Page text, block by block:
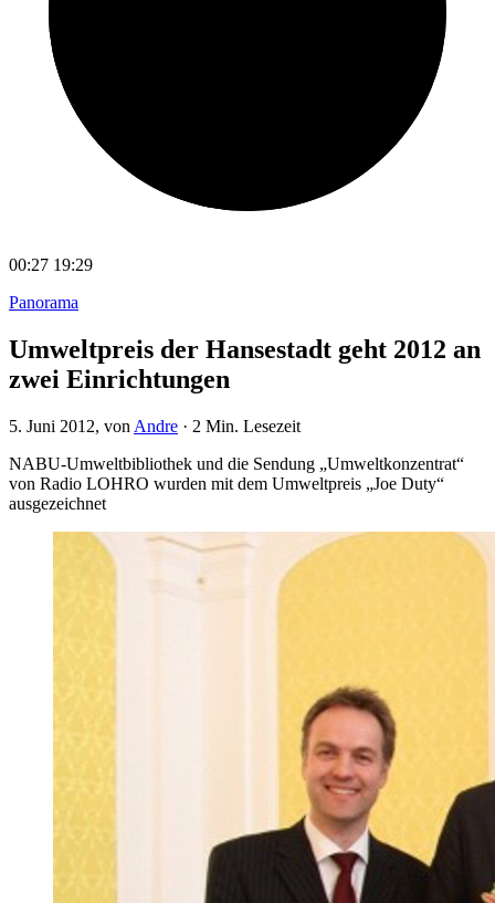
00:27 19:29
Panorama
Umweltpreis der Hansestadt geht 2012 an
zwei Einrichtungen
5. Juni 2012, von Andre · 2 Min. Lesezeit
NABU-Umweltbibliothek und die Sendung „Umweltkonzentrat“
von Radio LOHRO wurden mit dem Umweltpreis „Joe Duty“
ausgezeichnet